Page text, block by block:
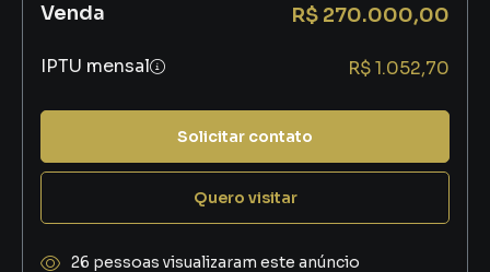
Venda R$ 270.000,00
IPTU mensal R$ 1.052,70
Solicitar contato
Quero visitar
26 pessoas visualizaram este anúncio